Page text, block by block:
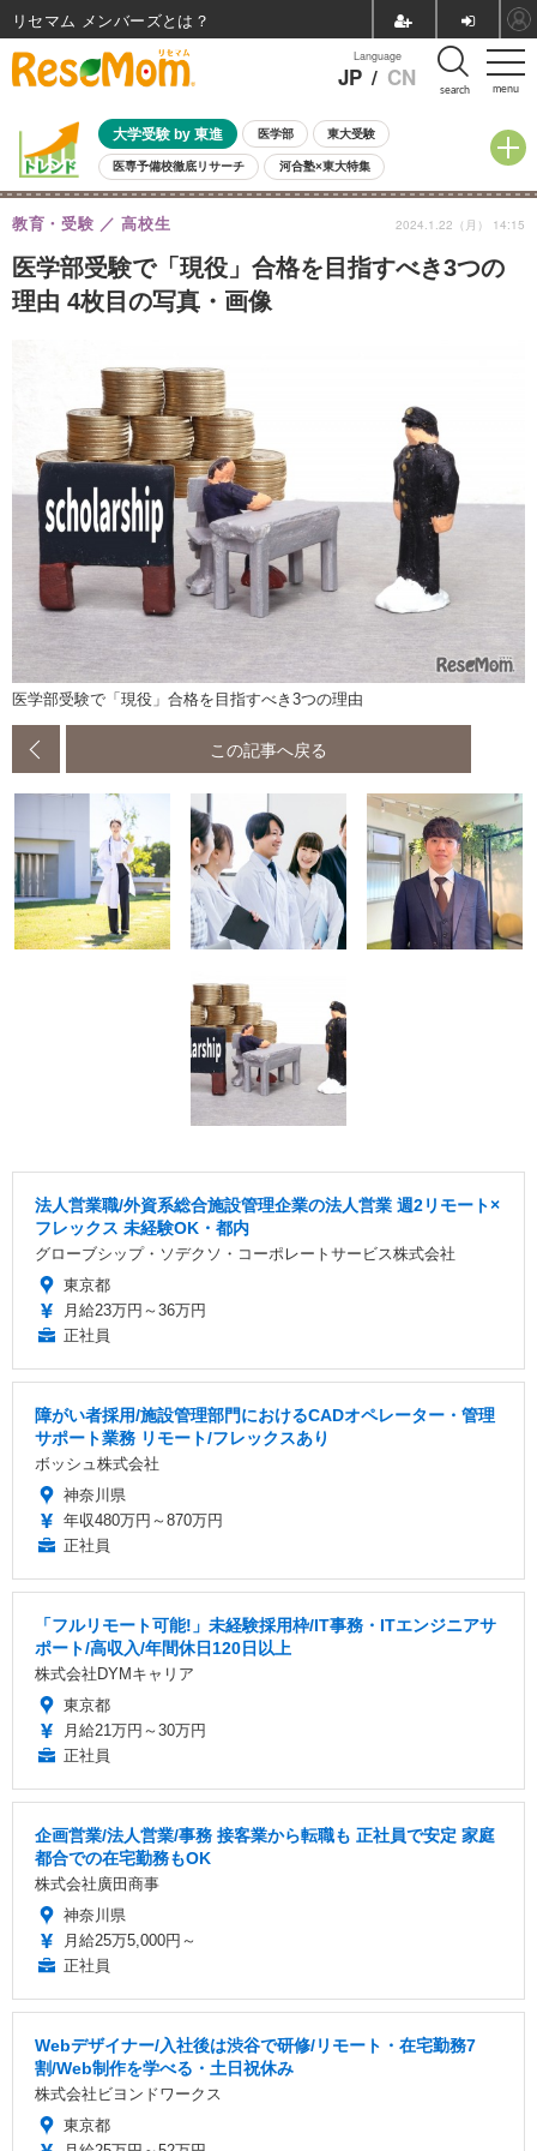
menu
Language
JP / CN search
大学受験 by 東進 医学部 東大受験
医専予備校徹底リサーチ 河合塾×東大特集
親子で考える大学選び 高校受験 中学受験 小学校受験
共通テスト 夏休み
8月開催イベント・WS 全国公立高校 過去問 人気記事
自由研究教材（小学生向け） 自由研究教材（中学生向け）
医学部受験で「現役」合格を目指すべき3つの
理由 4枚目の写真・画像
教育・受験 高校生 2024.1.22（月） 14:15
医学部受験で「現役」合格を目指すべき3つの理由
この記事へ戻る
法人営業職/外資系総合施設管理企業の法人営業 週2リモート×
フレックス 未経験OK・都内
グローブシップ・ソデクソ・コーポレートサービス株式会社
東京都
月給23万円～36万円
正社員
障がい者採用/施設管理部門におけるCADオペレーター・管理
サポート業務 リモート/フレックスあり
ボッシュ株式会社
神奈川県
年収480万円～870万円
正社員
「フルリモート可能!」未経験採用枠/IT事務・ITエンジニアサ
ポート/高収入/年間休日120日以上
株式会社DYMキャリア
東京都
月給21万円～30万円
正社員
企画営業/法人営業/事務 接客業から転職も 正社員で安定 家庭
都合での在宅勤務もOK
株式会社廣田商事
神奈川県
月給25万5,000円～
正社員
Webデザイナー/入社後は渋谷で研修/リモート・在宅勤務7
割/Web制作を学べる・土日祝休み
株式会社ビヨンドワークス
東京都
リセマム メンバーズ